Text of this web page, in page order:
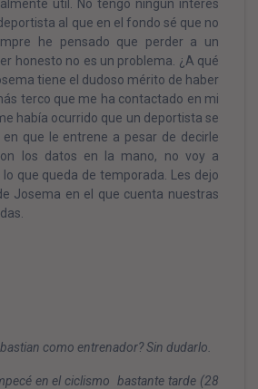
útil. No tengo ningún interés
al que en el fondo sé que no
he pensado que perder a un
honesto no es un problema. ¿A qué
tiene el dudoso mérito de haber
terco que me ha contactado en mi
había ocurrido que un deportista se
que le entrene a pesar de decirle
los datos en la mano, no voy a
que queda de temporada. Les dejo
Josema en el que cuenta nuestras
como entrenador? Sin dudarlo.
en el ciclismo bastante tarde (28